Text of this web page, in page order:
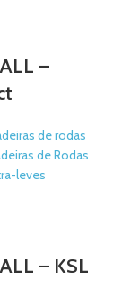
–
de rodas
de Rodas
leves
– KSL